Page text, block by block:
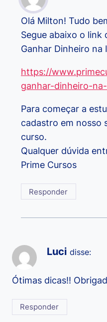
Olá Milton! Tudo
Segue abaixo o link
Ganhar Dinheiro na
https://
ganhar-dinheiro-
Para começar a
cadastro em nosso
curso.
Qualquer dúvida
Prime Cursos
Responder
Luci disse:
Ótimas dicas!!
Responder